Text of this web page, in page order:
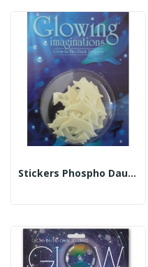
Stickers Phospho Dauphins